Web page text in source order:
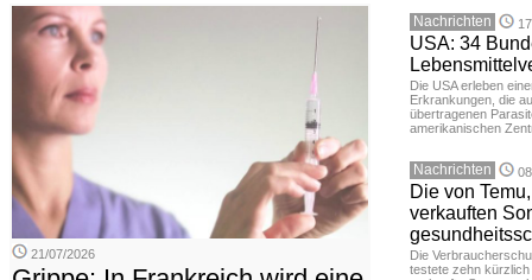
21/07/2026
Nachrichten
USA: 34
Die USA erleben
Erkrankungen, die
übertragenen
amerikanischen
Nachrichten
Die von
verkauften
Die
testete zehn kürzlich